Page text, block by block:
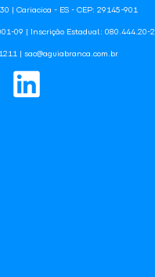
| Cariacica - ES - CEP: 29145-901
09 | Inscrição Estadual: 080.444.20-2
| sac@aguiabranca.com.br